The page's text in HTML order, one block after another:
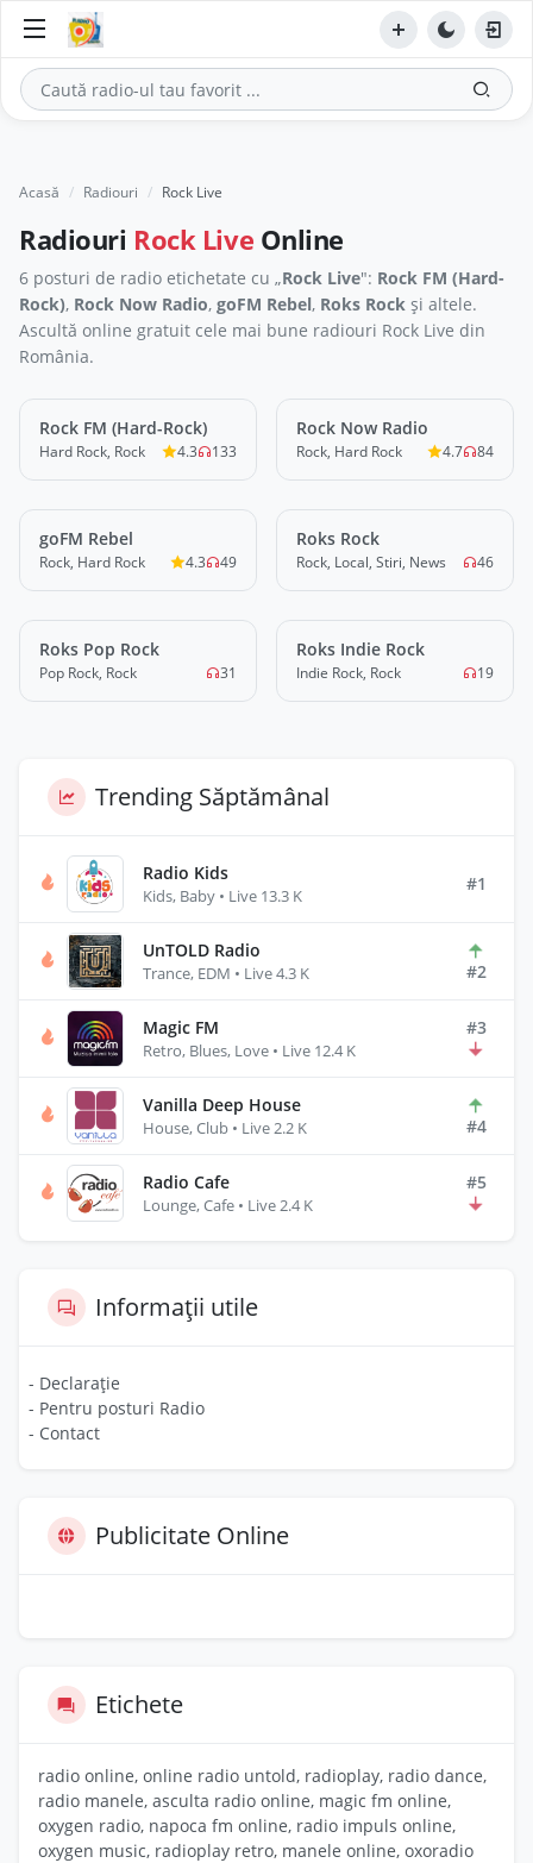
Acasă Radiouri Rock Live
Radiouri Rock Live Online
6 posturi de radio etichetate cu „Rock Live": Rock FM (Hard-
Rock), Rock Now Radio, goFM Rebel, Roks Rock și altele.
Ascultă online gratuit cele mai bune radiouri Rock Live din
România.
LIVE
Rock FM (Hard-Rock)
Hard Rock, Rock 4.3 133
LIVE
Rock Now Radio
Rock, Hard Rock 4.7 84
LIVE
goFM Rebel
Rock, Hard Rock 4.3 49
LIVE
Roks Rock
Rock, Local, Stiri, News 46
LIVE
Roks Pop Rock
Pop Rock, Rock 31
LIVE
Roks Indie Rock
Indie Rock, Rock 19
Trending Săptămânal
Radio Kids
Kids, Baby • Live 13.3 K
#1
UnTOLD Radio
Trance, EDM • Live 4.3 K #2
Magic FM
Retro, Blues, Love • Live 12.4 K
#3
Vanilla Deep House
House, Club • Live 2.2 K #4
Radio Cafe
Lounge, Cafe • Live 2.4 K
#5
Informații utile
- Declarație
- Pentru posturi Radio
- Contact
Publicitate Online
Etichete
radio online, online radio untold, radioplay, radio dance,
radio manele, asculta radio online, magic fm online,
oxygen radio, napoca fm online, radio impuls online,
oxygen music, radioplay retro, manele online, oxoradio